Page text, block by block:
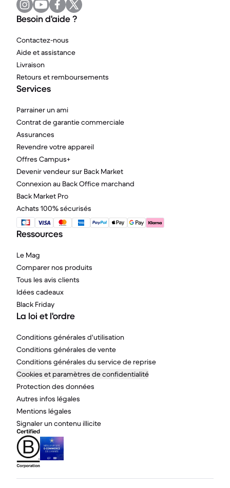
Besoin d'aide ?
Contactez-nous
Aide et assistance
Livraison
Retours et remboursements
Services
Parrainer un ami
Contrat de garantie commerciale
Assurances
Revendre votre appareil
Offres Campus+
Devenir vendeur sur Back Market
Connexion au Back Office marchand
Back Market Pro
Achats 100% sécurisés
Ressources
Le Mag
Comparer nos produits
Tous les avis clients
Idées cadeaux
Black Friday
La loi et l'ordre
Conditions générales d'utilisation
Conditions générales de vente
Conditions générales du service de reprise
Cookies et paramètres de confidentialité
Protection des données
Autres infos légales
Mentions légales
Signaler un contenu illicite